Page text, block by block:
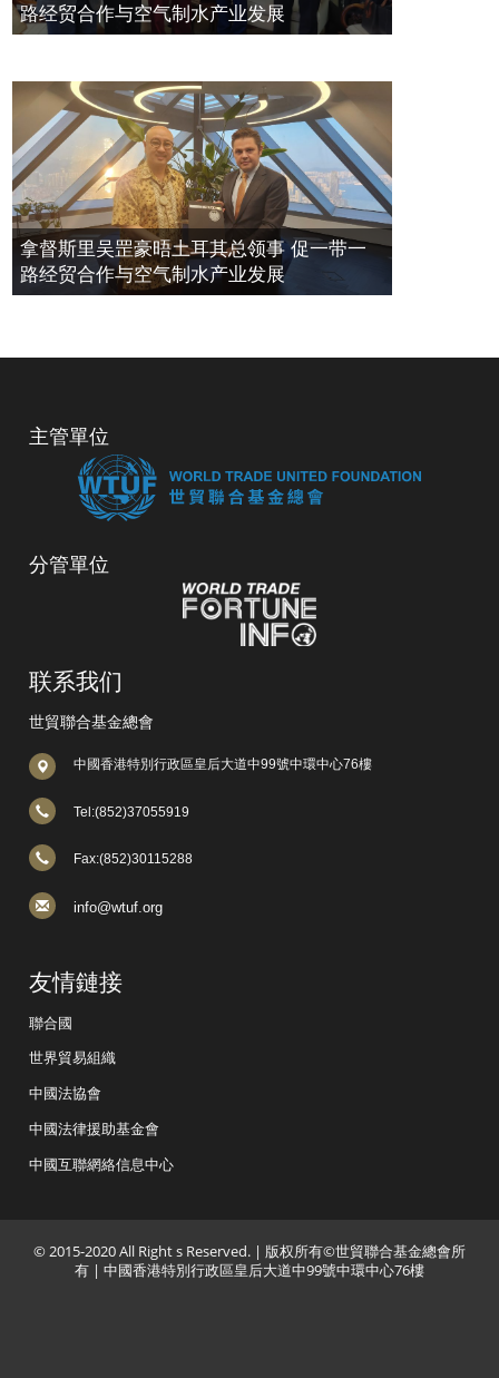
路经贸合作与空气制水产业发展
拿督斯里吴罡豪晤土耳其总领事 促一带一
路经贸合作与空气制水产业发展
主管單位
分管單位
联系我们
世貿聯合基金總會
中國香港特別行政區皇后大道中99號中環中心76樓
Tel:(852)37055919
Fax:(852)30115288
info@wtuf.org
友情鏈接
聯合國
世界貿易組織
中國法協會
中國法律援助基金會
中國互聯網絡信息中心
© 2015-2020 All Right s Reserved. | 版权所有©世貿聯合基金總會所
有 | 中國香港特別行政區皇后大道中99號中環中心76樓